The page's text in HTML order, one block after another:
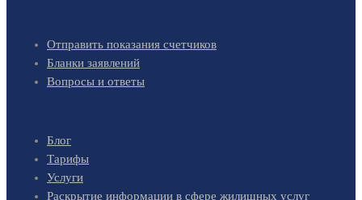
Отправить показания счетчиков
Бланки заявлений
Вопросы и ответы
Блог
Тарифы
Услуги
Раскрытие информации в сфере жилищных услуг